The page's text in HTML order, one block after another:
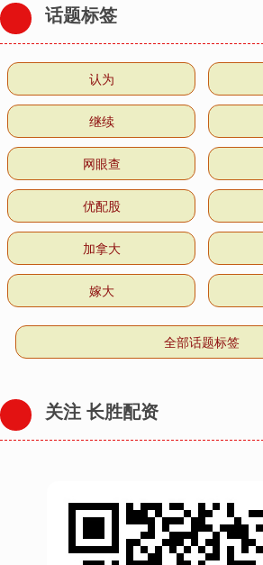
话题标签
认为
继续
网眼查
优配股
加拿大
嫁大
全部话题标签
关注 长胜配资